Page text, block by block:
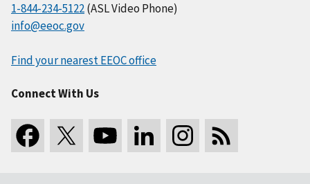
1-844-234-5122(ASL Video Phone)
info@eeoc.gov
Find your nearest EEOC office
Connect With Us